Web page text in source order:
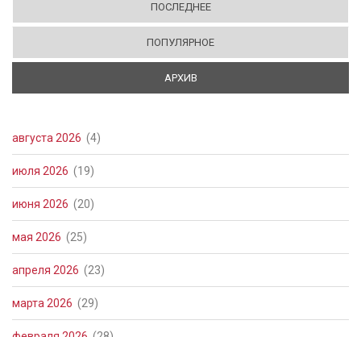
ПОСЛЕДНЕЕ
ПОПУЛЯРНОЕ
АРХИВ
августа 2026 (4)
июля 2026 (19)
июня 2026 (20)
мая 2026 (25)
апреля 2026 (23)
марта 2026 (29)